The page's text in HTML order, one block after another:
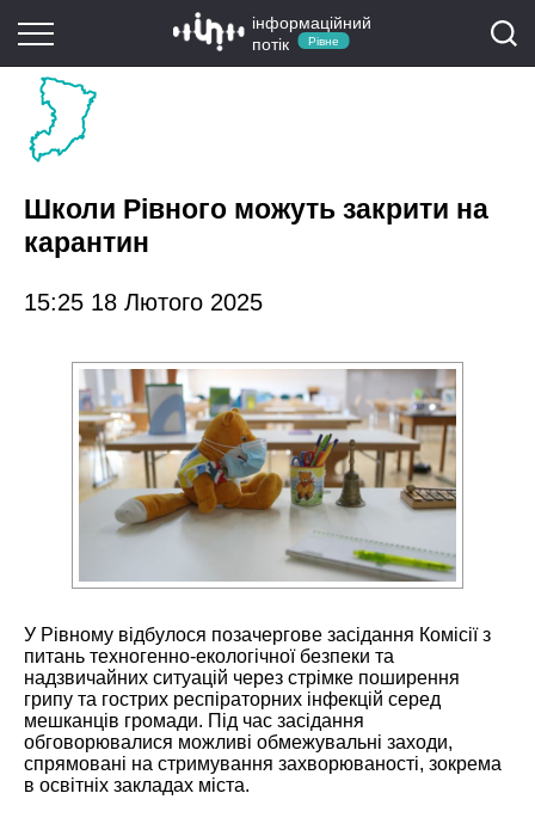
інформаційний
потік
Рівне
Школи Рівного можуть закрити на
карантин
15:25 18 Лютого 2025
У Рівному відбулося позачергове засідання Комісії з
питань техногенно-екологічної безпеки та
надзвичайних ситуацій через стрімке поширення
грипу та гострих респіраторних інфекцій серед
мешканців громади. Під час засідання
обговорювалися можливі обмежувальні заходи,
спрямовані на стримування захворюваності, зокрема
в освітніх закладах міста.